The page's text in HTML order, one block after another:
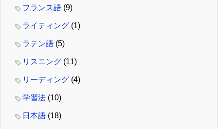
フランス語 (9)
ライティング (1)
ラテン語 (5)
リスニング (11)
リーディング (4)
学習法 (10)
日本語 (18)